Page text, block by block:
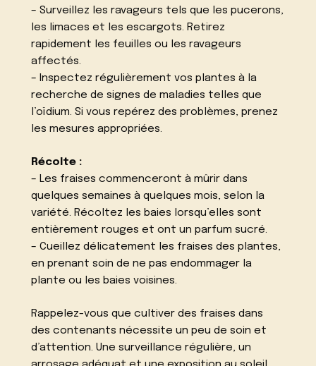
– Surveillez les ravageurs tels que les pucerons,
les limaces et les escargots. Retirez
rapidement les feuilles ou les ravageurs
affectés.
– Inspectez régulièrement vos plantes à la
recherche de signes de maladies telles que
l’oïdium. Si vous repérez des problèmes, prenez
les mesures appropriées.
Récolte :
– Les fraises commenceront à mûrir dans
quelques semaines à quelques mois, selon la
variété. Récoltez les baies lorsqu’elles sont
entièrement rouges et ont un parfum sucré.
– Cueillez délicatement les fraises des plantes,
en prenant soin de ne pas endommager la
plante ou les baies voisines.
Rappelez-vous que cultiver des fraises dans
des contenants nécessite un peu de soin et
d’attention. Une surveillance régulière, un